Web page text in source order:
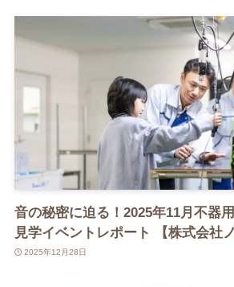
音の秘密に迫る！2025年11月不器
見学イベントレポート 【株式会社
2025年12月28日